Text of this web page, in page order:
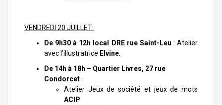
VENDREDI 20 JUILLET:
De 9h30 à 12h
local DRE rue Saint-Leu : Atelier
avec l’illustratrice Elvine
De 14h à 18h – Quartier Livres, 27 rue
Condorcet:
Atelier Jeux de société et jeux de mots
ACIP